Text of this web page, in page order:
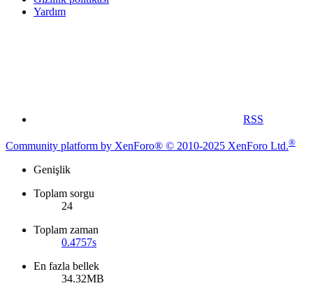
Yardım
RSS
Community platform by XenForo® © 2010-2025 XenForo Ltd.®
Genişlik
Toplam sorgu
24
Toplam zaman
0.4757s
En fazla bellek
34.32MB